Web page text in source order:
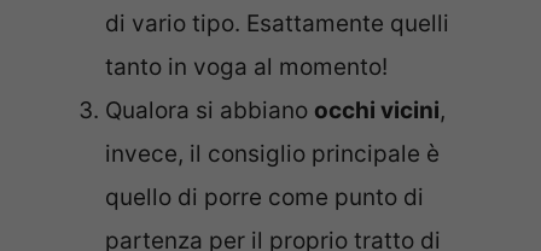
di vario tipo. Esattamente quelli
tanto in voga al momento!
Qualora si abbiano occhi vicini,
invece, il consiglio principale è
quello di porre come punto di
partenza per il proprio tratto di